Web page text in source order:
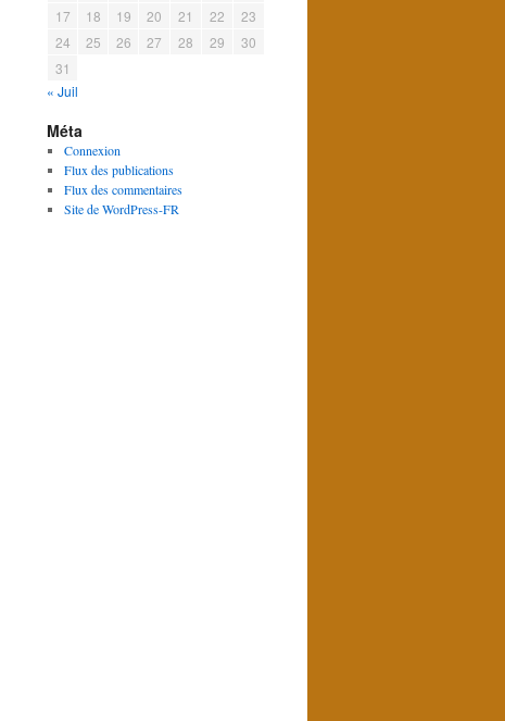
17
18 19 20 21 22
23
24
25 26 27 28 29
30
31
« Juil
Méta
Connexion
Flux des publications
Flux des commentaires
Site de WordPress-FR